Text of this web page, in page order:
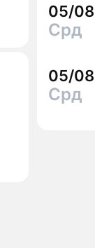
05/08
Срд
05/08
Срд